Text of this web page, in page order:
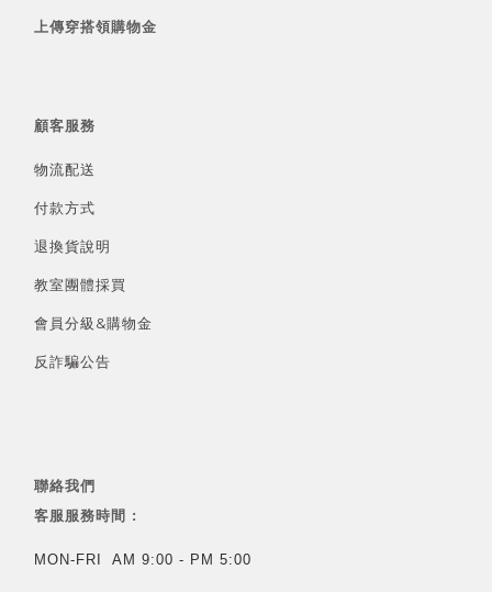
上傳穿搭領購物金
顧客服務
物流配送
付款方式
退換貨說明
教室團體採買
會員分級&購物金
反詐騙公告
聯絡我們
客服服務時間 :
MON-FRI AM 9:00 - PM 5:00